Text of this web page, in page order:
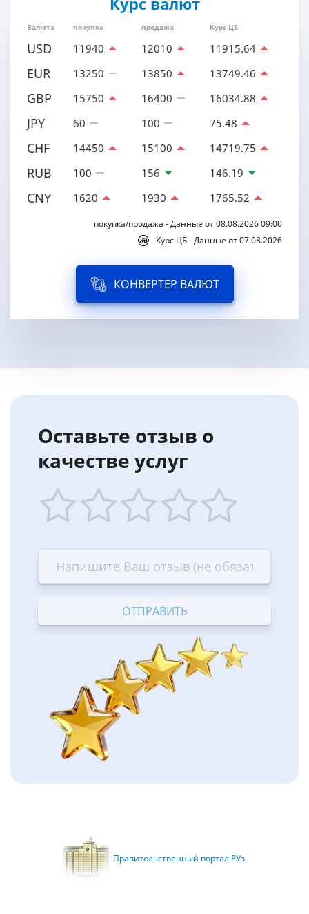
Валюта покупка продажа Курс ЦБ
USD 11940 12010 11915.64
EUR 13250 13850 13749.46
GBP 15750 16400 16034.88
JPY 60 100 75.48
CHF 14450 15100 14719.75
RUB 100 156 146.19
CNY 1620 1930 1765.52
покупка/продажа - Данные от 08.08.2026 09:00
Курс ЦБ - Данные от 07.08.2026
КОНВЕРТЕР ВАЛЮТ
Оставьте отзыв о
качестве услуг
star
Terrible
stars
—
Bad
stars
—
OK
stars
—
Good
stars
—
Excellent
Правительственный портал РУз.